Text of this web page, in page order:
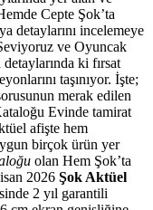
Cepte Şok’ta
detaylarını incelemeye
Seviyoruz ve Oyuncak
ki fırsat
taşınıyor. İşte;
merak edilen
Evinde tamirat
afişte hem
birçok ürün yer
olan Hem Şok’ta
2026 Şok Aktüel
2 yıl garantili